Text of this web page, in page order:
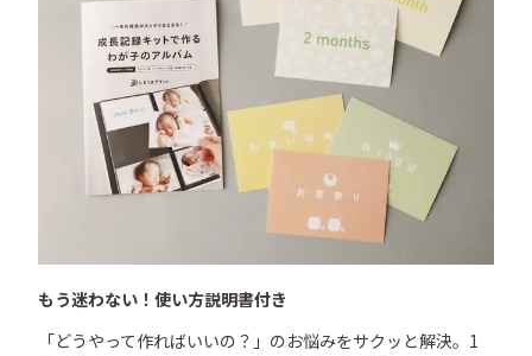
もう迷わない！使い方説明書付き
「どうやって作ればいいの？」のお悩みをサクッと解決。1